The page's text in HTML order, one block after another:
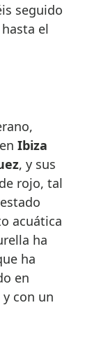
seguido
el
Ibiza
, y sus
rojo, tal
acuática
ha
ha
en
y con un